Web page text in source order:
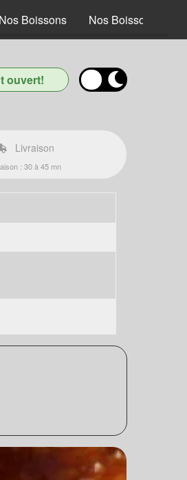
Nos Boissons Nos Boissons
ouvert!
Livraison
: 30 à 45 mn